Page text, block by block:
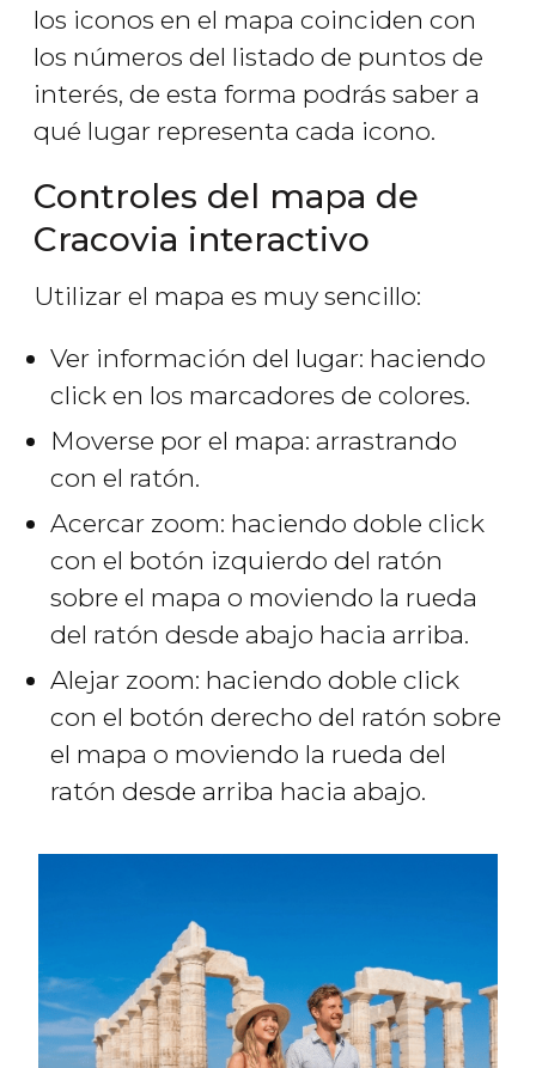
los iconos en el mapa coinciden con
los números del listado de puntos de
interés, de esta forma podrás saber a
qué lugar representa cada icono.
Controles del mapa de
Cracovia interactivo
Utilizar el mapa es muy sencillo:
Ver información del lugar: haciendo
click en los marcadores de colores.
Moverse por el mapa: arrastrando
con el ratón.
Acercar zoom: haciendo doble click
con el botón izquierdo del ratón
sobre el mapa o moviendo la rueda
del ratón desde abajo hacia arriba.
Alejar zoom: haciendo doble click
con el botón derecho del ratón sobre
el mapa o moviendo la rueda del
ratón desde arriba hacia abajo.